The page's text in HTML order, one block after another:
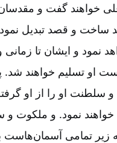
خواهند گفت و
ساخت و قصد تبدیل
نمود و ایشان تا
او تسلیم خواهند شد.
سلطنت او را از او
خواهند نمود. و
زیر تمامی آسمان‌‌هاست